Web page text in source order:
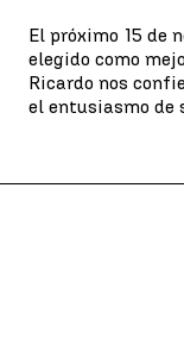
El próximo 15 de
elegido como
Ricardo nos
el entusiasmo de